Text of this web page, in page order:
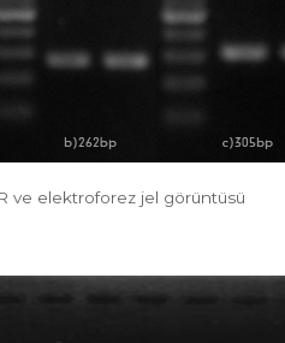
ve elektroforez jel görüntüsü